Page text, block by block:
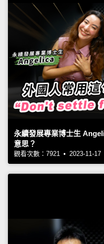
永續發展專業博士生
意思？
觀看次數：7921 • 2023-11-17